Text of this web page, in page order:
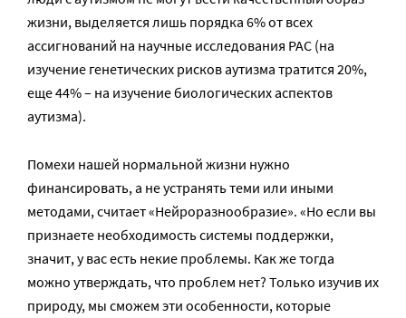
жизни, выделяется лишь порядка 6% от всех
ассигнований на научные исследования РАС (на
изучение генетических рисков аутизма тратится 20%,
еще 44% – на изучение биологических аспектов
аутизма).
Помехи нашей нормальной жизни нужно
финансировать, а не устранять теми или иными
методами, считает «Нейроразнообразие». «Но если вы
признаете необходимость системы поддержки,
значит, у вас есть некие проблемы. Как же тогда
можно утверждать, что проблем нет? Только изучив их
природу, мы сможем эти особенности, которые